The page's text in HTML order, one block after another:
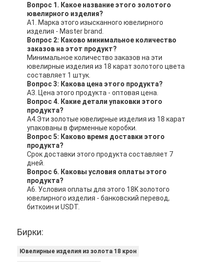
Вопрос 1. Какое название этого золотого
ювелирного изделия?
A1. Марка этого изысканного ювелирного
изделия - Master brand.
Вопрос 2: Каково минимальное количество
заказов на этот продукт?
Минимальное количество заказов на эти
ювелирные изделия из 18 карат золотого цвета
составляет 1 штук.
Вопрос 3: Какова цена этого продукта?
A3. Цена этого продукта - оптовая цена.
Вопрос 4. Какие детали упаковки этого
продукта?
А4.Эти золотые ювелирные изделия из 18 карат
упакованы в фирменные коробки.
Вопрос 5: Каково время доставки этого
продукта?
Срок доставки этого продукта составляет 7
дней.
Вопрос 6. Каковы условия оплаты этого
продукта?
А6. Условия оплаты для этого 18K золотого
ювелирного изделия - банковский перевод,
биткоин и USDT.
Бирки:
Ювелирные изделия из золота 18 крон